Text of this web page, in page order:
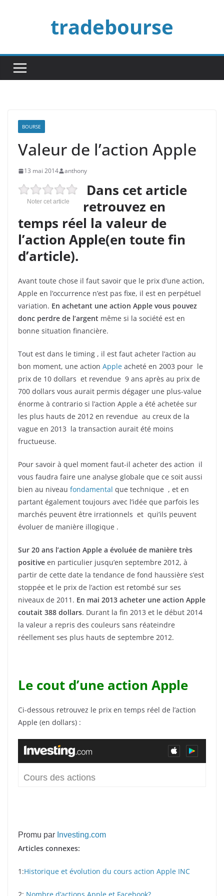
tradebourse
BOURSE
Valeur de l’action Apple
13 mai 2014 anthony
Noter cet article
Dans cet article
retrouvez en
temps réel la valeur de
l’action Apple(en toute fin
d’article).
Avant toute chose il faut savoir que le prix d’une action,
Apple en l’occurrence n’est pas fixe, il est en perpétuel
variation. En achetant une action Apple vous pouvez
donc perdre de l’argent même si la société est en
bonne situation financière.
Tout est dans le timing , il est faut acheter l’action au
bon moment, une action Apple acheté en 2003 pour le
prix de 10 dollars et revendue 9 ans après au prix de
700 dollars vous aurait permis dégager une plus-value
énorme à contrario si l’action Apple a été achetée sur
les plus hauts de 2012 en revendue au creux de la
vague en 2013 la transaction aurait été moins
fructueuse.
Pour savoir à quel moment faut-il acheter des action il
vous faudra faire une analyse globale que ce soit aussi
bien au niveau fondamental que technique , et en
partant également toujours avec l’idée que parfois les
marchés peuvent être irrationnels et qui’ils peuvent
évoluer de manière illogique .
Sur 20 ans l’action Apple a évoluée de manière très
positive en particulier jusqu’en septembre 2012, à
partir de cette date la tendance de fond haussière s’est
stoppée et le prix de l’action est retombé sur ses
niveaux de 2011. En mai 2013 acheter une action Apple
coutait 388 dollars. Durant la fin 2013 et le début 2014
la valeur a repris des couleurs sans réateindre
réellement ses plus hauts de septembre 2012.
Le cout d’une action Apple
Ci-dessous retrouvez le prix en temps réel de l’action
Apple (en dollars) :
Promu par Investing.com
Articles connexes:
1:Historique et évolution du cours action Apple INC